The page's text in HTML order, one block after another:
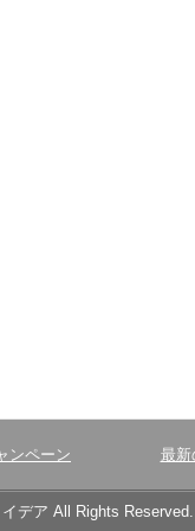
ンペーン 最新
デア All Rights Reserved.